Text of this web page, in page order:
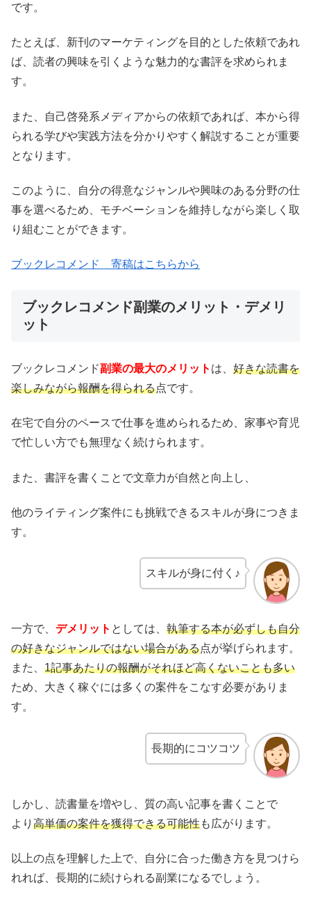
です。
たとえば、新刊のマーケティングを目的とした依頼であれ
ば、読者の興味を引くような魅力的な書評を求められま
す。
また、自己啓発系メディアからの依頼であれば、本から得
られる学びや実践方法を分かりやすく解説することが重要
となります。
このように、自分の得意なジャンルや興味のある分野の仕
事を選べるため、モチベーションを維持しながら楽しく取
り組むことができます。
ブックレコメンド 寄稿はこちらから
ブックレコメンド副業のメリット・デメリ
ット
ブックレコメンド副業の最大のメリット は、 好きな読書を
楽しみながら報酬を得られる点です。
在宅で自分のペースで仕事を進められるため、家事や育児
で忙しい方でも無理なく続けられます。
また、書評を書くことで文章力が自然と向上し、
他のライティング案件にも挑戦できるスキルが身につきま
す。
スキルが身に付く♪
一方で、 デメリット としては、 執筆する本が必ずしも自分
の好きなジャンルではない場合がある点が挙げられます。
また、 1記事あたりの報酬がそれほど高くないことも多い
ため、大きく稼ぐには多くの案件をこなす必要がありま
す。
長期的にコツコツ
しかし、読書量を増やし、質の高い記事を書くことで
より 高単価の案件を獲得できる可能性も広がります。
以上の点を理解した上で、自分に合った働き方を見つけら
れれば、長期的に続けられる副業になるでしょう。